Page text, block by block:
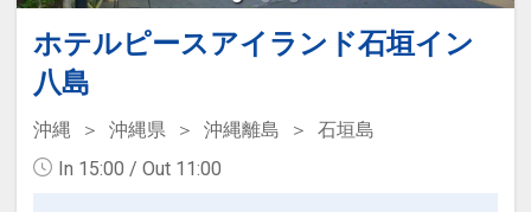
ホテルピースアイランド石垣イン
八島
沖縄 沖縄県 沖縄離島
石垣島
In 15:00 / Out 11:00